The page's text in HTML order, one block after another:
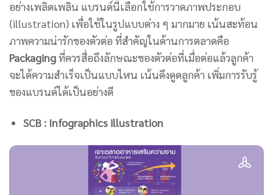
อย่างเพลิดเพลิน แบรนด์นี้เลือกใช้การวาดภาพประกอบ
(illustration) เพื่อใช้ในรูปแบบต่าง ๆ มากมาย เน้นสะท้อน
ภาพความน่ารักของตัวต่อ ที่สำคัญในด้านการตลาดคือ
Packagingที่ควรสื่อถึงลักษณะของตัวต่อที่เมื่อต่อแล้วลูกค้า
จะได้ความสำเร็จเป็นแบบไหน เน้นดึงดูดลูกค้า เพิ่มการรับรู้
ของแบรนด์ได้เป็นอย่างดี
SCB : Infographics illustration